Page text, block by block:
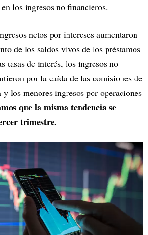
los ingresos no financieros.
netos por intereses aumentaron
de los saldos vivos de los préstamos
tasas de interés, los ingresos no
por la caída de las comisiones de
y los menores ingresos por operaciones
que la misma tendencia se
trimestre.